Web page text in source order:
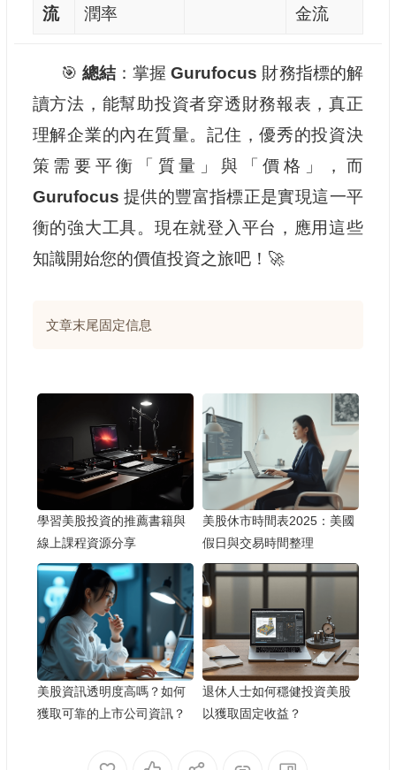
流
潤率
金流
🎯 總結 ：掌握Gurufocus 財務指標的解
讀方法，能幫助投資者穿透財務報表，真正
理解企業的內在質量。記住，優秀的投資決
策需要平衡「質量」與「價格」，而
Gurufocus 提供的豐富指標正是實現這一平
衡的強大工具。現在就登入平台，應用這些
知識開始您的價值投資之旅吧！🚀
文章末尾固定信息
學習美股投資的推薦書籍與
線上課程資源分享
美股休市時間表2025：美國
假日與交易時間整理
美股資訊透明度高嗎？如何
獲取可靠的上市公司資訊？
退休人士如何穩健投資美股
以獲取固定收益？